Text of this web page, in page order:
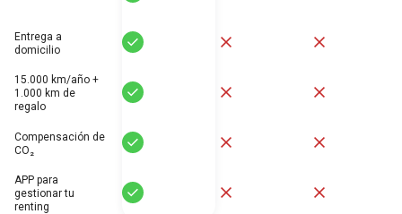
Entrega a
domicilio
Sí
15.000 km/año +
1.000 km de
regalo
Sí
Compensación de
CO₂
Sí
APP para
gestionar tu
renting
Sí